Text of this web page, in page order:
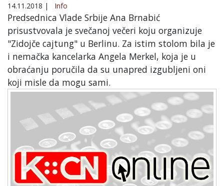
14.11.2018 | Info
Predsednica Vlade Srbije Ana Brnabić
prisustvovala je svečanoj večeri koju organizuje
"Zidojče cajtung" u Berlinu. Za istim stolom bila je
i nemačka kancelarka Angela Merkel, koja je u
obraćanju poručila da su unapred izgubljeni oni
koji misle da mogu sami.